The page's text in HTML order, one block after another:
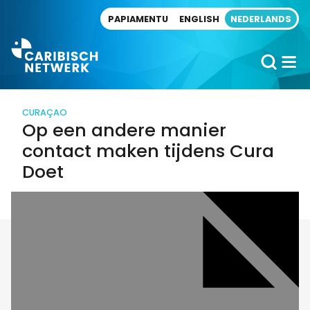
PAPIAMENTU ENGLISH NEDERLANDS
CURAÇAO
Op een andere manier
contact maken tijdens Cura
Doet